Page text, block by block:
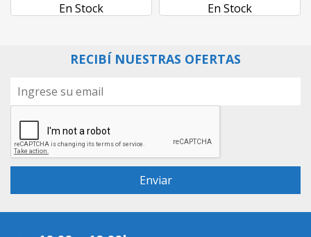
En Stock En Stock
RECIBÍ NUESTRAS OFERTAS